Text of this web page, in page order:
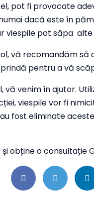
pot fi provocate
dacă este în
viespile pot săpa
vă recomandăm să
pentru a vă
vă venim în ajutor.
viespile vor fi
fost eliminate
și obține o consultație